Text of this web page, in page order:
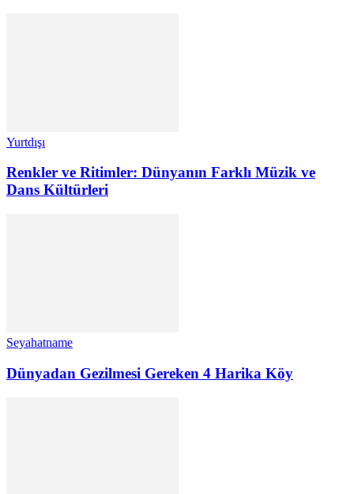
Yurtdışı
Renkler ve Ritimler: Dünyanın Farklı Müzik ve
Dans Kültürleri
Seyahatname
Dünyadan Gezilmesi Gereken 4 Harika Köy